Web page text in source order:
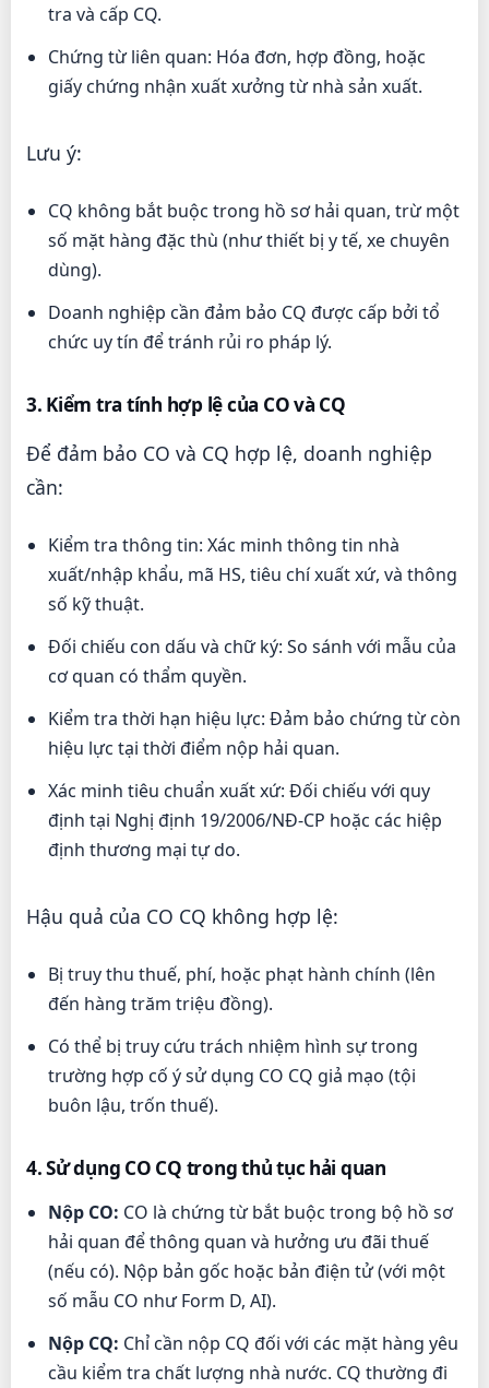
tra và cấp CQ.
Chứng từ liên quan: Hóa đơn, hợp đồng, hoặc
giấy chứng nhận xuất xưởng từ nhà sản xuất.
Lưu ý:
CQ không bắt buộc trong hồ sơ hải quan, trừ một
số mặt hàng đặc thù (như thiết bị y tế, xe chuyên
dùng).
Doanh nghiệp cần đảm bảo CQ được cấp bởi tổ
chức uy tín để tránh rủi ro pháp lý.
3. Kiểm tra tính hợp lệ của CO và CQ
Để đảm bảo CO và CQ hợp lệ, doanh nghiệp
cần:
Kiểm tra thông tin: Xác minh thông tin nhà
xuất/nhập khẩu, mã HS, tiêu chí xuất xứ, và thông
số kỹ thuật.
Đối chiếu con dấu và chữ ký: So sánh với mẫu của
cơ quan có thẩm quyền.
Kiểm tra thời hạn hiệu lực: Đảm bảo chứng từ còn
hiệu lực tại thời điểm nộp hải quan.
Xác minh tiêu chuẩn xuất xứ: Đối chiếu với quy
định tại Nghị định 19/2006/NĐ-CP hoặc các hiệp
định thương mại tự do.
Hậu quả của CO CQ không hợp lệ:
Bị truy thu thuế, phí, hoặc phạt hành chính (lên
đến hàng trăm triệu đồng).
Có thể bị truy cứu trách nhiệm hình sự trong
trường hợp cố ý sử dụng CO CQ giả mạo (tội
buôn lậu, trốn thuế).
4. Sử dụng CO CQ trong thủ tục hải quan
Nộp CO: CO là chứng từ bắt buộc trong bộ hồ sơ
hải quan để thông quan và hưởng ưu đãi thuế
(nếu có). Nộp bản gốc hoặc bản điện tử (với một
số mẫu CO như Form D, AI).
Nộp CQ: Chỉ cần nộp CQ đối với các mặt hàng yêu
cầu kiểm tra chất lượng nhà nước. CQ thường đi